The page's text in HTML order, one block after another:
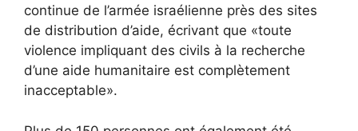
continue de l’armée israélienne près des sites
de distribution d’aide, écrivant que «toute
violence impliquant des civils à la recherche
d’une aide humanitaire est complètement
inacceptable».